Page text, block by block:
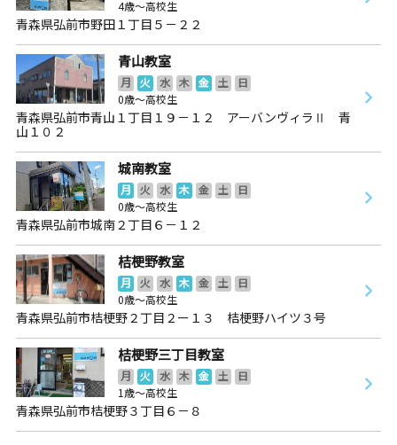
4歳～高校生
青森県弘前市野田１丁目５－２２
青山教室
月 火 水 木 金 土
日
0歳～高校生
青森県弘前市青山１丁目１９－１２ アーバンヴィラⅡ 青
山１０２
城南教室
月 火 水 木 金 土
日
0歳～高校生
青森県弘前市城南２丁目６－１２
桔梗野教室
月 火 水 木 金 土
日
0歳～高校生
青森県弘前市桔梗野２丁目２ー１３ 桔梗野ハイツ３号
桔梗野三丁目教室
月 火 水 木 金 土
日
1歳～高校生
青森県弘前市桔梗野３丁目６－８